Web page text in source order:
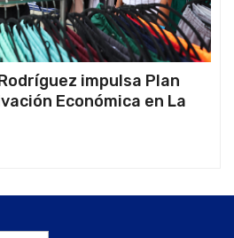
impulsa Plan
Económica en La